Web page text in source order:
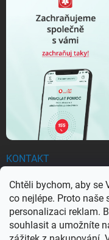
Chtěli bychom, aby se
co nejlépe. Proto naše
personalizaci reklam.
souhlasit a umožníte
KONTAKT
objednavky @
+420 601 155 100
+420 601 155 100